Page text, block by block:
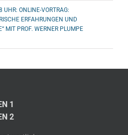
UHR: ONLINE-VORTRAG:
ERFAHRUNGEN UND
MIT PROF. WERNER PLUMPE
1
2